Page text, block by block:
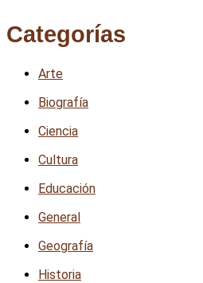
Categorías
Arte
Biografía
Ciencia
Cultura
Educación
General
Geografía
Historia